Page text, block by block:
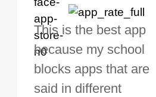
This is the best app
because my school
blocks apps that are
said in different
The best free VPN. I
not a regular VPN
but when I travel, i do
need a good VPN
VPN Works! it has
Locations to
from for free. I
the Premium for